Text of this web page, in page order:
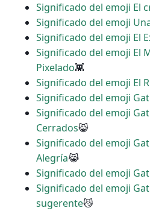
Significado del emoji El
Significado del emoji
Significado del emoji El
Significado del emoji El
Pixelado👾
Significado del emoji El
Significado del emoji
Significado del emoji
Cerrados😸
Significado del emoji
Alegría😹
Significado del emoji
Significado del emoji
sugerente😼